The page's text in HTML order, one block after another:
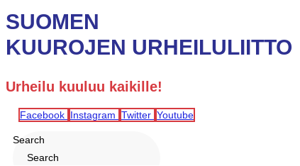
SUOMEN
KUUROJEN URHEILULIITTO
Urheilu kuuluu kaikille!
Facebook Instagram Twitter Youtube
Search
Search